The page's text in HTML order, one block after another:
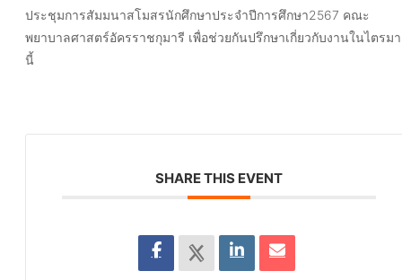
ประชุมการสัมมนาสโมสรนักศึกษาประจำปีการศึกษา2567 คณะ
พยาบาลศาสตร์อัครราชกุมารี เพื่อช่วยกันปรึกษาเกี่ยวกับงานในไตรม
นี้
SHARE THIS EVENT